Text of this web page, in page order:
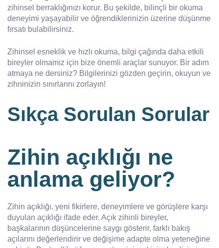
zihinsel berraklığınızı korur. Bu şekilde, bilinçli bir okuma
deneyimi yaşayabilir ve öğrendiklerinizin üzerine düşünme
fırsatı bulabilirsiniz.
Zihinsel esneklik ve hızlı okuma, bilgi çağında daha etkili
bireyler olmamız için bize önemli araçlar sunuyor. Bir adım
atmaya ne dersiniz? Bilgilerinizi gözden geçirin, okuyun ve
zihninizin sınırlarını zorlayın!
Sıkça Sorulan Sorular
Zihin açıklığı ne
anlama geliyor?
Zihin açıklığı, yeni fikirlere, deneyimlere ve görüşlere karşı
duyulan açıklığı ifade eder. Açık zihinli bireyler,
başkalarının düşüncelerine saygı gösterir, farklı bakış
açılarını değerlendirir ve değişime adapte olma yeteneğine